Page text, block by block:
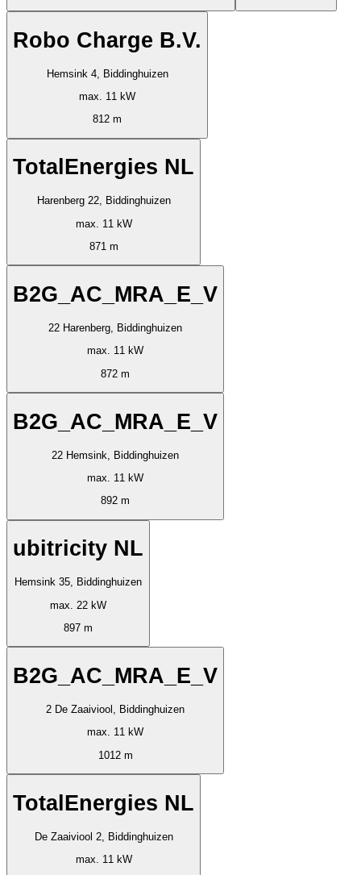
Robo Charge B.V.
Hemsink 4, Biddinghuizen
max. 11 kW
812 m
TotalEnergies NL
Harenberg 22, Biddinghuizen
max. 11 kW
871 m
B2G_AC_MRA_E_V
22 Harenberg, Biddinghuizen
max. 11 kW
872 m
B2G_AC_MRA_E_V
22 Hemsink, Biddinghuizen
max. 11 kW
892 m
ubitricity NL
Hemsink 35, Biddinghuizen
max. 22 kW
897 m
B2G_AC_MRA_E_V
2 De Zaaiviool, Biddinghuizen
max. 11 kW
1012 m
TotalEnergies NL
De Zaaiviool 2, Biddinghuizen
max. 11 kW